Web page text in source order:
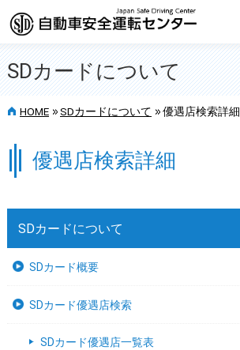
SDカードについて
HOME >> SDカードについて >> 優遇店検索詳細
優遇店検索詳細
SDカードについて
SDカード概要
SDカード優遇店検索
SDカード優遇店一覧表